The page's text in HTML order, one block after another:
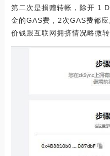
第二次是捐赠转帐，除开 1
金的GAS费，2次GAS费都
价钱跟互联网拥挤情况略微转